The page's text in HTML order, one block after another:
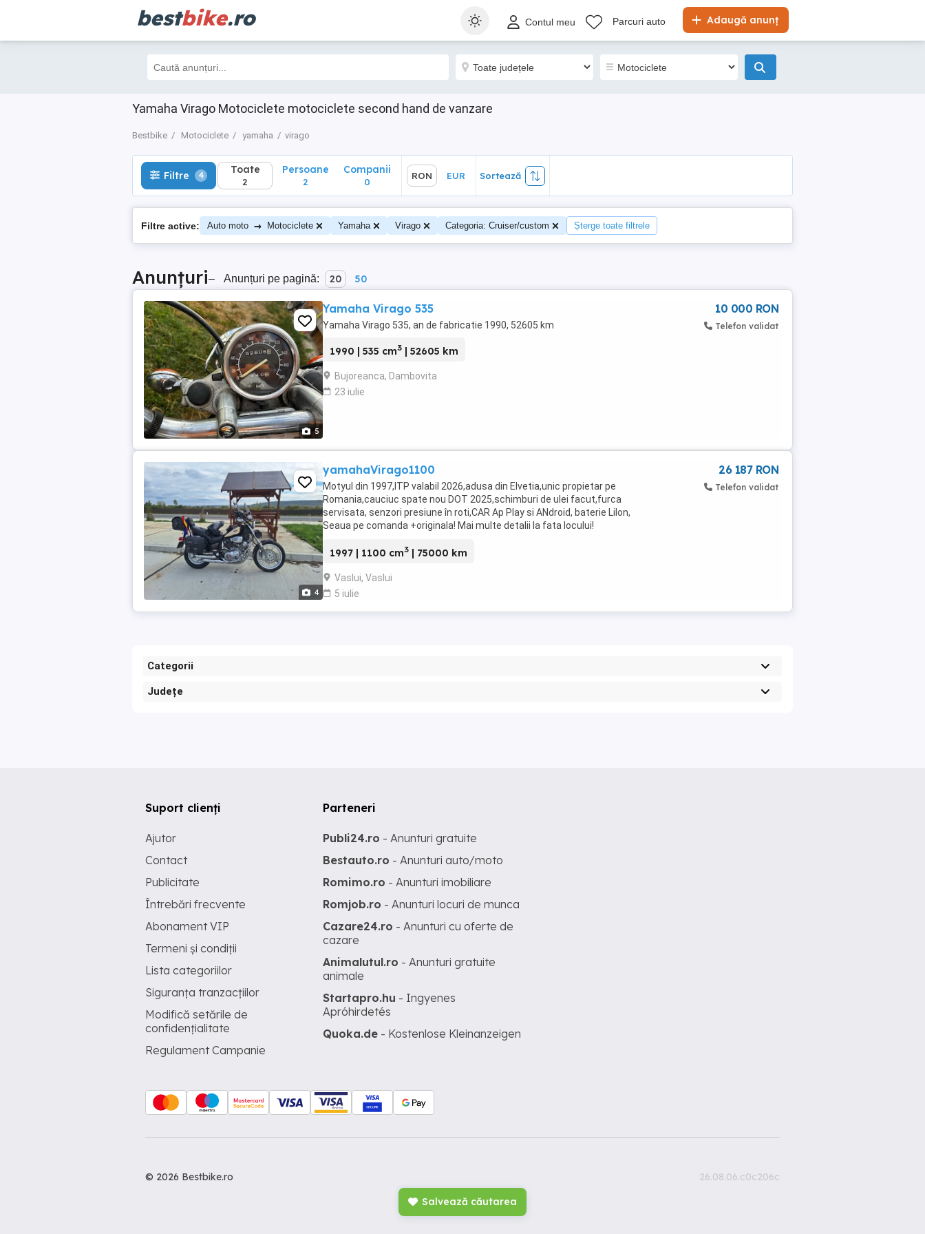
bestbike.ro Adaugă anunț
Contul meu Parcuri auto
Yamaha Virago Motociclete motociclete second hand de vanzare
Bestbike Motociclete yamaha virago
Filtre 4 Toate
2
Sortează
Filtre 4 Toate
2
Persoane
2
Companii
0
RON EUR Sortează
Filtre active: Auto moto → Motociclete Yamaha Virago Categoria: Cruiser/custom Șterge toate filtrele
Anunțuri– Anunțuri pe pagină: 20 50
5
Yamaha Virago 535
Yamaha Virago 535, an de fabricatie 1990, 52605 km
1990 | 535 cm3 | 52605 km
Bujoreanca, Dambovita
23 iulie
10 000 RON
Telefon validat
4
yamahaVirago1100
Motyul din 1997,ITP valabil 2026,adusa din Elvetia,unic propietar pe
Romania,cauciuc spate nou DOT 2025,schimburi de ulei facut,furca
servisata, senzori presiune în roti,CAR Ap Play si ANdroid, baterie LiIon,
Seaua pe comanda +originala! Mai multe detalii la fata locului!
1997 | 1100 cm3 | 75000 km
Vaslui, Vaslui
5 iulie
26 187 RON
Telefon validat
Categorii
Județe
Salvează căutarea
Suport clienți
Ajutor
Contact
Publicitate
Întrebări frecvente
Abonament VIP
Termeni și condiții
Lista categoriilor
Siguranța tranzacțiilor
Modifică setările de
confidențialitate
Regulament Campanie
Parteneri
Publi24.ro - Anunturi gratuite
Bestauto.ro - Anunturi auto/moto
Romimo.ro - Anunturi imobiliare
Romjob.ro - Anunturi locuri de munca
Cazare24.ro - Anunturi cu oferte de
cazare
Animalutul.ro - Anunturi gratuite
animale
Startapro.hu - Ingyenes
Apróhirdetés
Quoka.de - Kostenlose Kleinanzeigen
© 2026 Bestbike.ro 26.08.06.c0c206c